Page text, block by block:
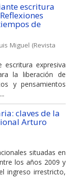
escritura
de
Miguel (Revista
escritura expresiva
la liberación de
y pensamientos
claves de la
Arturo
situadas en
los años 2009 y
ingreso irrestricto,